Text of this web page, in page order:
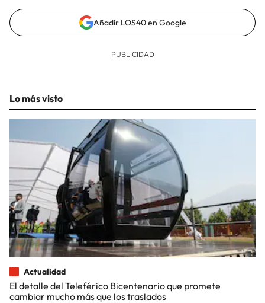
Añadir LOS40 en Google
Lo más visto
Actualidad
El detalle del Teleférico Bicentenario que promete
cambiar mucho más que los traslados